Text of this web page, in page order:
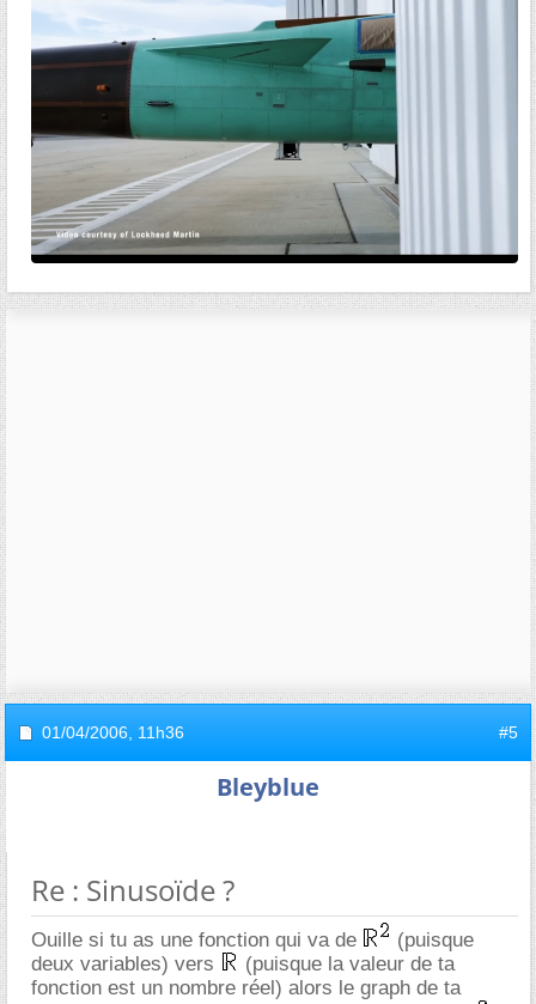
01/04/2006, 11h36 #5
Bleyblue
Re : Sinusoïde ?
Ouille si tu as une fonction qui va de
(puisque
deux variables) vers
(puisque la valeur de ta
fonction est un nombre réel) alors le graph de ta